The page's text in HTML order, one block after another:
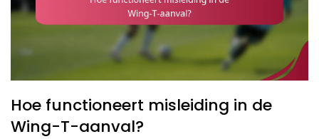
Hoe functioneert misleiding in de
Wing-T-aanval?